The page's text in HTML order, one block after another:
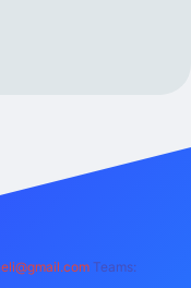
Teams: